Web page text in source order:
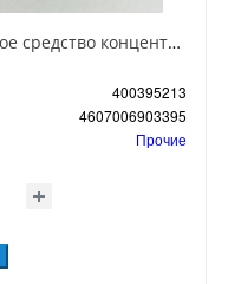
Циперметрин Профессиональное средство концентрат эмульсии 25% для уничтожения тараканов, мух,комаров, блох, клопов, муравьев, ос 50 мл
400395213
4607006903395
Прочие